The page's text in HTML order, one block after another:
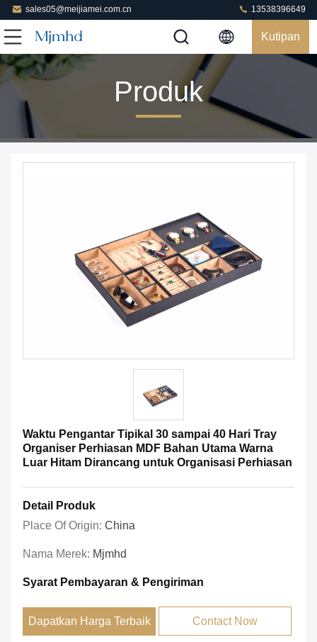
sales05@meijiamei.com.cn 13538396649
Kutipan
Produk
Waktu Pengantar Tipikal 30 sampai 40 Hari Tray
Organiser Perhiasan MDF Bahan Utama Warna
Luar Hitam Dirancang untuk Organisasi Perhiasan
Detail Produk
Place Of Origin: China
Nama Merek: Mjmhd
Syarat Pembayaran & Pengiriman
Dapatkan Harga Terbaik Contact Now